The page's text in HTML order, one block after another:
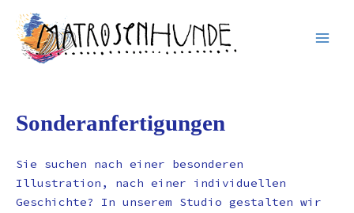
springen
Inhalt
springen
Sonderanfertigungen
Sie suchen nach einer besonderen
Illustration, nach einer individuellen
Geschichte? In unserem Studio gestalten wir